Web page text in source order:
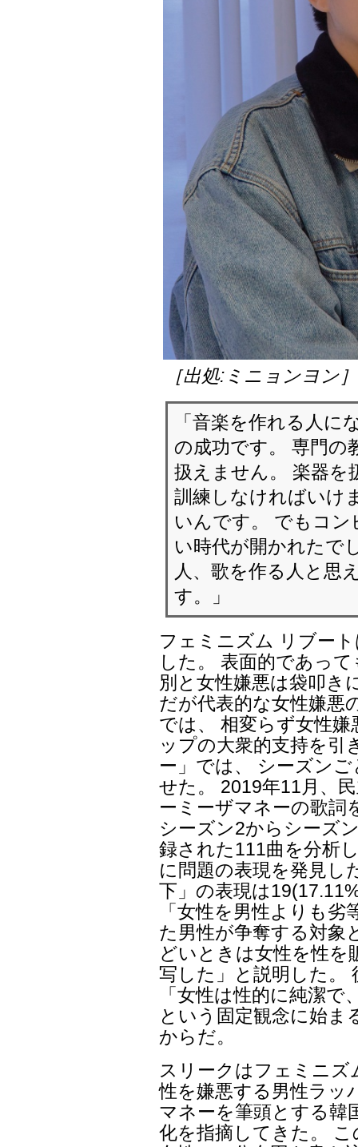
［出処:ミニョンヨン］
「音楽を作れる人に
の成功です。 専門の
扱えません。 楽器を
訓練しなければいけ
いんです。 でもコ
い時代が開かれたで
人、歌を作る人と思
す。」
フェミニズム リブー
した。 表面的であっ
別と女性嫌悪は袋叩き
だが代表的な女性嫌悪
では、 相変らず女性
ップの大衆的支持を引
ー」では、 シーズン
せた。 2019年11月、
ーミーザマネーの歌詞
シーズン2からシーズ
録された111曲を分析
に問題の表現を発見し
下」の表現は
「女性を男性よりも
た男性が争奪する対象
どいときは女性を性を
写した」と説明した。
「女性は性的に純潔
という固定観念に始ま
からだ。
スリークはフェミニ
性を嫌悪する男性ラッ
マネーを筆頭とする韓
化を指摘してきた。